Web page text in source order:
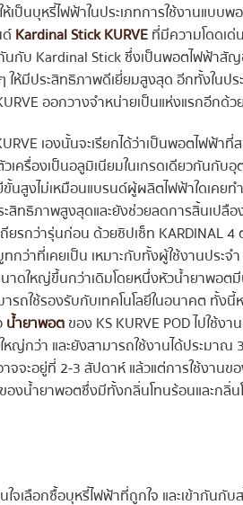
เป็นบุหรี่ไฟฟ้าในประเภทการใช้งานแบ
Kardinal Stick KURVEที่มีความโดดเ
นกับ Kardinal Stick ซึ่งเป็นพอตไฟฟ้าสั
ห้มีประสิทธิภาพดีเยี่ยมสูงสุด อีกทั้งในประ
ออกวางจำหน่ายเป็นแห่งแรกอีกด้วย
เองนั้นจะเรียกได้ว่าเป็นพอตไฟฟ้า
เครื่องเป็นอลูมิเนียมในเกรดเดียวกันกั
ขั้นสูงไม่เหมือนแบรนด์ผู้ผลิตไฟฟ้าใดเค
สิทธิภาพสูงสุดและยังช่วยลดการสิ้นเปลื
ยรกว่ารุ่นก่อน ด้วยซิปเซ็ท KARDINAL
กว่าที่เคยเป็น เหมาะกับทั้งผู้ใช้งานปร
ดใหญ่ขึ้นกว่าเดิมโดยหนึ่งหัวน้ำยาพอ
รถใช้รองรับกับเทคโนโลยีในอนาคต ทั้ง
น้ำยาพอตของ KS KURVE POD ไปใช้ง
ญ่กว่า และยังสามารถใช้งานได้ประมาณ
จจะอยู่ที่ 2-3 สัปดาห์ แล้วแต่การใช้งานข
องน้ำยาพอตซึ่งมีทั้งกลิ่นโทนร้อนและกลิ่
เลือกซื้อบุหรี่ไฟฟ้าที่ถูกใจ และเข้ากันกั